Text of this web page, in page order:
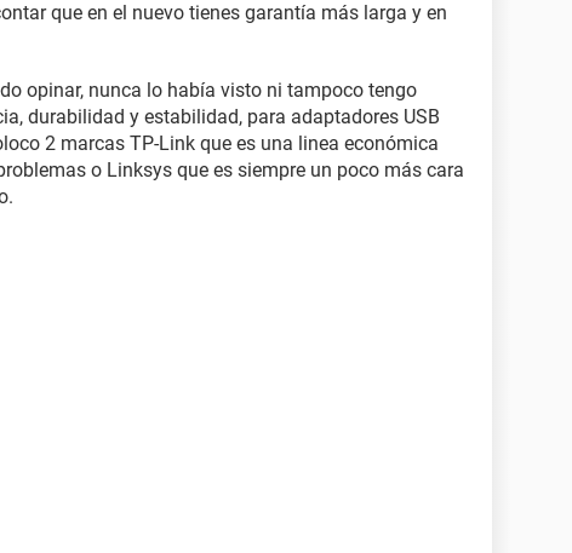
que en el nuevo tienes garantía más larga y en
opinar, nunca lo había visto ni tampoco tengo
durabilidad y estabilidad, para adaptadores USB
2 marcas TP-Link que es una linea económica
o Linksys que es siempre un poco más cara